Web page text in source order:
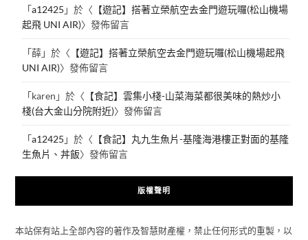
「a12425 」於〈 【遊記】搭著立榮航空去金門遊玩囉(松山機場
起飛 UNI AIR)〉發佈留言
「薛」於〈 【遊記】搭著立榮航空去金門遊玩囉(松山機場起飛
UNI AIR)〉發佈留言
「karen 」於〈 【食記】雲集小棧-山菜海菜都很美味的熱炒小
棧(台大金山分院附近)〉發佈留言
「a12425 」於〈 【食記】丸九生魚片-基隆海港樓正對面的基隆
生魚片、丼飯〉發佈留言
版權聲明
本站保有站上全部內容的著作及智慧財產權，禁止任何形式的重製，以